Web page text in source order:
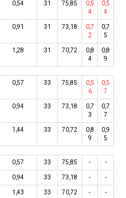
0,54 31 75,85
0,5
4
0,5
4
0,91 31 73,18
0,7
2
0,7
5
1,28 31 70,72
0,8
4
0,8
9
0,57 33 75,85
0,5
6
0,5
7
0,94 33 73,18
0,7
3
0,7
7
1,44 33 70,72
0,8
9
0,9
5
0,57 33 75,85 - -
0,94 33 73,18 - -
1,43 33 70,72 - -